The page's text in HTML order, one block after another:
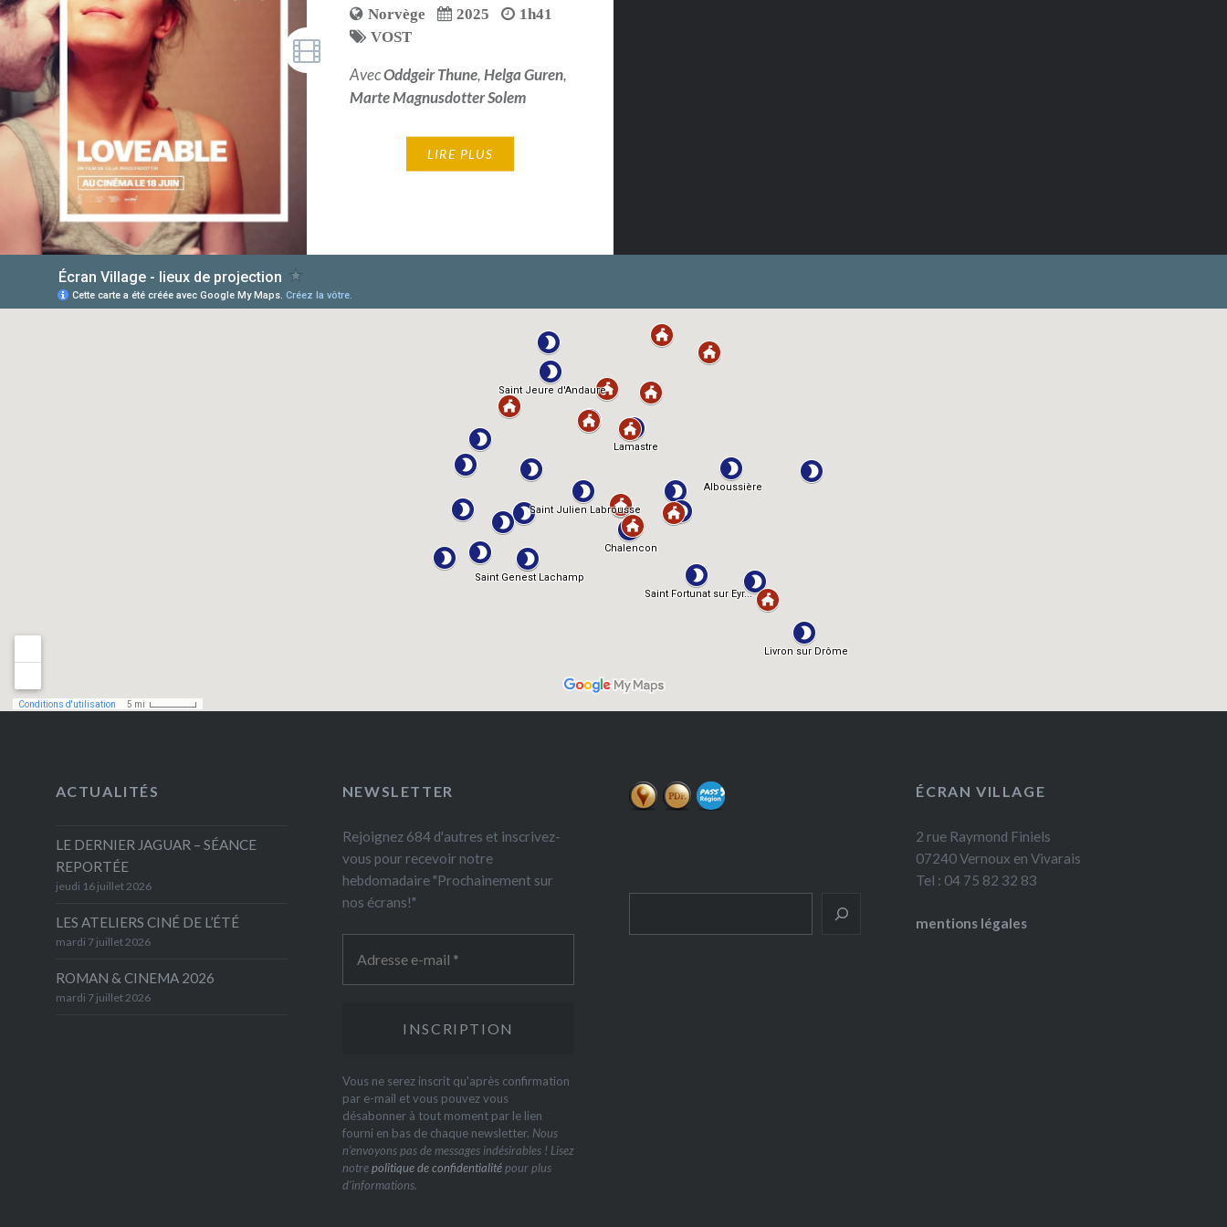
Norvège 2025
1h41
VOST
AvecOddgeir Thune,Helga Guren,
Marte Magnusdotter Solem
LIRE PLUS
ACTUALITÉS
LE DERNIER JAGUAR – SÉANCE
REPORTÉE
jeudi 16 juillet 2026
LES ATELIERS CINÉ DE L’ÉTÉ
mardi 7 juillet 2026
ROMAN & CINEMA 2026
mardi 7 juillet 2026
NEWSLETTER
Rejoignez 684 d'autres et inscrivez-
vous pour recevoir notre
hebdomadaire "Prochainement sur
nos écrans!"
Vous ne serez inscrit qu'après confirmation
par e-mail et vous pouvez vous
désabonner à tout moment par le lien
fourni en bas de chaque newsletter. Nous
n’envoyons pas de messages indésirables ! Lisez
notrepolitique de confidentialitépour plus
d’informations.
ÉCRAN VILLAGE
2 rue Raymond Finiels
07240 Vernoux en Vivarais
Tel : 04 75 82 32 83
mentions légales